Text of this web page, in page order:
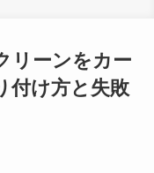
リーンをカー
付け方と失敗